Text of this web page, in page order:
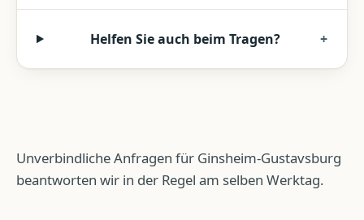
Helfen Sie auch beim Tragen? +
Unverbindliche Anfragen für Ginsheim-Gustavsburg
beantworten wir in der Regel am selben Werktag.